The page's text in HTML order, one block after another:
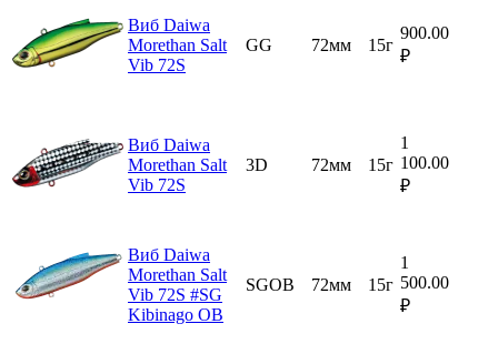
Виб Daiwa
Morethan Salt
Vib 72S
GG 72мм 15г
900.00
₽
Виб Daiwa
Morethan Salt
Vib 72S
3D 72мм 15г
1
100.00
₽
Виб Daiwa
Morethan Salt
Vib 72S #SG
Kibinago OB
SGOB 72мм 15г
1
500.00
₽